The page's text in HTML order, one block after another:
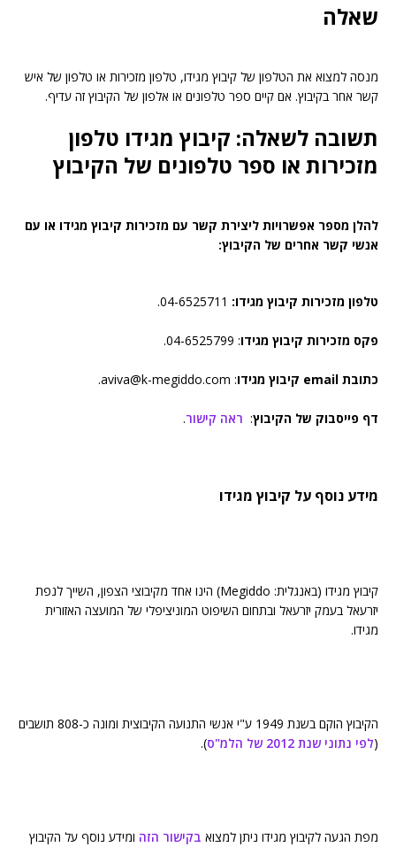
שאלה
מנסה למצוא את הטלפון של קיבוץ מגידו, טלפון מזכירות או טלפון של איש
קשר אחר בקיבוץ. אם קיים ספר טלפונים או אלפון של הקיבוץ זה עדיף.
תשובה לשאלה: קיבוץ מגידו טלפון
מזכירות או ספר טלפונים של הקיבוץ
להלן מספר אפשרויות ליצירת קשר עם מזכירות קיבוץ מגידו או עם
אנשי קשר אחרים של הקיבוץ:
טלפון מזכירות קיבוץ מגידו: 04-6525711.
פקס מזכירות קיבוץ מגידו: 04-6525799.
כתובת email קיבוץ מגידו : aviva@k-megiddo.com.
דף פייסבוק של הקיבוץ: ראה קישור.
מידע נוסף על קיבוץ מגידו
קיבוץ מגידו (באנגלית: Megiddo) הינו אחד מקיבוצי הצפון, השייך לנפת
יזרעאל בעמק יזרעאל ובתחום השיפוט המוניציפלי של המועצה האזורית
מגידו.
הקיבוץ הוקם בשנת 1949 ע"י אנשי התנועה הקיבוצית ומונה כ-808 תושבים
(לפי נתוני שנת 2012 של הלמ"ס ).
מפת הגעה לקיבוץ מגידו ניתן למצוא בקישור הזה ומידע נוסף על הקיבוץ